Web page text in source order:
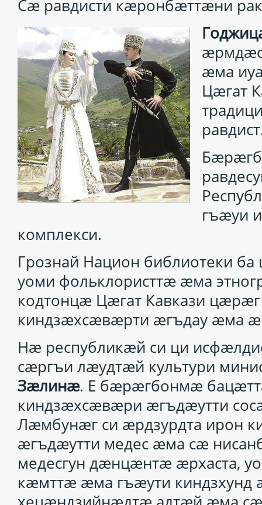
Сæ равдисти кæронбæттæни
æма
Цæгат
гъæуи
комплекси.
Грознай Национ библиотеки
уоми фольклористтæ æма
кодтонцæ Цæгат Кавкази
киндзæхсæвæрти æгъдау æма
Нæ республикæй си ци
сæргъи лæудтæй культури
Зæлинæ. Е бæрæгбонмæ
киндзæхсæвæри æгъдæутти
Лæмбунæг си æрдзурдта ирон
æгъдæутти медес æма сæ
медесгун дæнцæнтæ æрхаста,
кæмттæ æма гъæути киндзхунд